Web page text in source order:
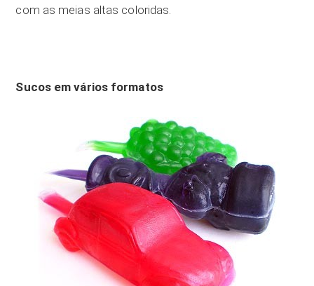
com as meias altas coloridas.
Sucos em vários formatos